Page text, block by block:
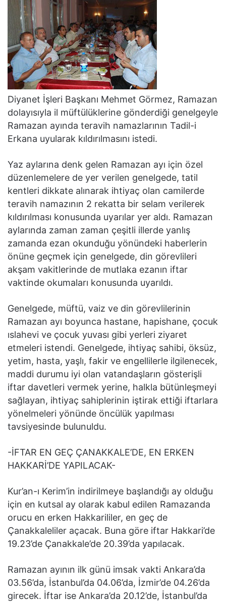
Diyanet İşleri Başkanı Mehmet Görmez, Ramazan
dolayısıyla il müftülüklerine gönderdiği genelgeyle
Ramazan ayında teravih namazlarının Tadil-i
Erkana uyularak kıldırılmasını istedi.
Yaz aylarına denk gelen Ramazan ayı için özel
düzenlemelere de yer verilen genelgede, tatil
kentleri dikkate alınarak ihtiyaç olan camilerde
teravih namazının 2 rekatta bir selam verilerek
kıldırılması konusunda uyarılar yer aldı. Ramazan
aylarında zaman zaman çeşitli illerde yanlış
zamanda ezan okunduğu yönündeki haberlerin
önüne geçmek için genelgede, din görevlileri
akşam vakitlerinde de mutlaka ezanın iftar
vaktinde okumaları konusunda uyarıldı.
Genelgede, müftü, vaiz ve din görevlilerinin
Ramazan ayı boyunca hastane, hapishane, çocuk
ıslahevi ve çocuk yuvası gibi yerleri ziyaret
etmeleri istendi. Genelgede, ihtiyaç sahibi, öksüz,
yetim, hasta, yaşlı, fakir ve engellilerle ilgilenecek,
maddi durumu iyi olan vatandaşların gösterişli
iftar davetleri vermek yerine, halkla bütünleşmeyi
sağlayan, ihtiyaç sahiplerinin iştirak ettiği iftarlara
yönelmeleri yönünde öncülük yapılması
tavsiyesinde bulunuldu.
-İFTAR EN GEÇ ÇANAKKALE’DE, EN ERKEN
HAKKARİ’DE YAPILACAK-
Kur’an-ı Kerim’in indirilmeye başlandığı ay olduğu
için en kutsal ay olarak kabul edilen Ramazanda
orucu en erken Hakkarililer, en geç de
Çanakkaleliler açacak. Buna göre iftar Hakkari’de
19.23’de Çanakkale’de 20.39’da yapılacak.
Ramazan ayının ilk günü imsak vakti Ankara’da
03.56’da, İstanbul’da 04.06’da, İzmir’de 04.26’da
girecek. İftar ise Ankara’da 20.12’de, İstanbul’da